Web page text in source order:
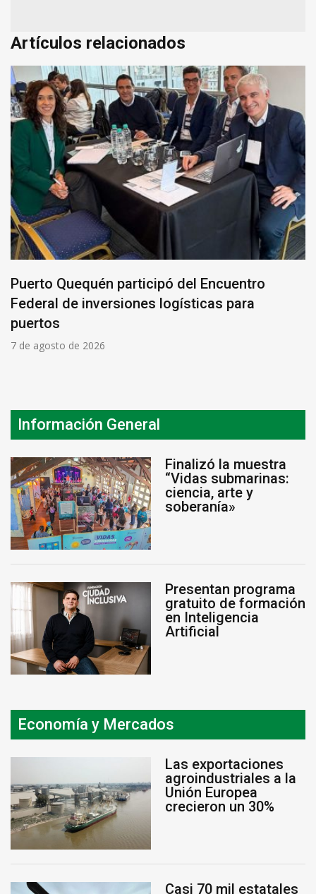
Artículos relacionados
Puerto Quequén participó del Encuentro
Federal de inversiones logísticas para
puertos
7 de agosto de 2026
Información General
Finalizó la muestra
“Vidas submarinas:
ciencia, arte y
soberanía»
Presentan programa
gratuito de formación
en Inteligencia
Artificial
Economía y Mercados
Las exportaciones
agroindustriales a la
Unión Europea
crecieron un 30%
Casi 70 mil estatales